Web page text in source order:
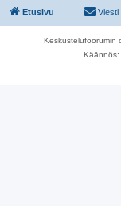
Etusivu Viesti
Keskustelufoorumin
Käännös: